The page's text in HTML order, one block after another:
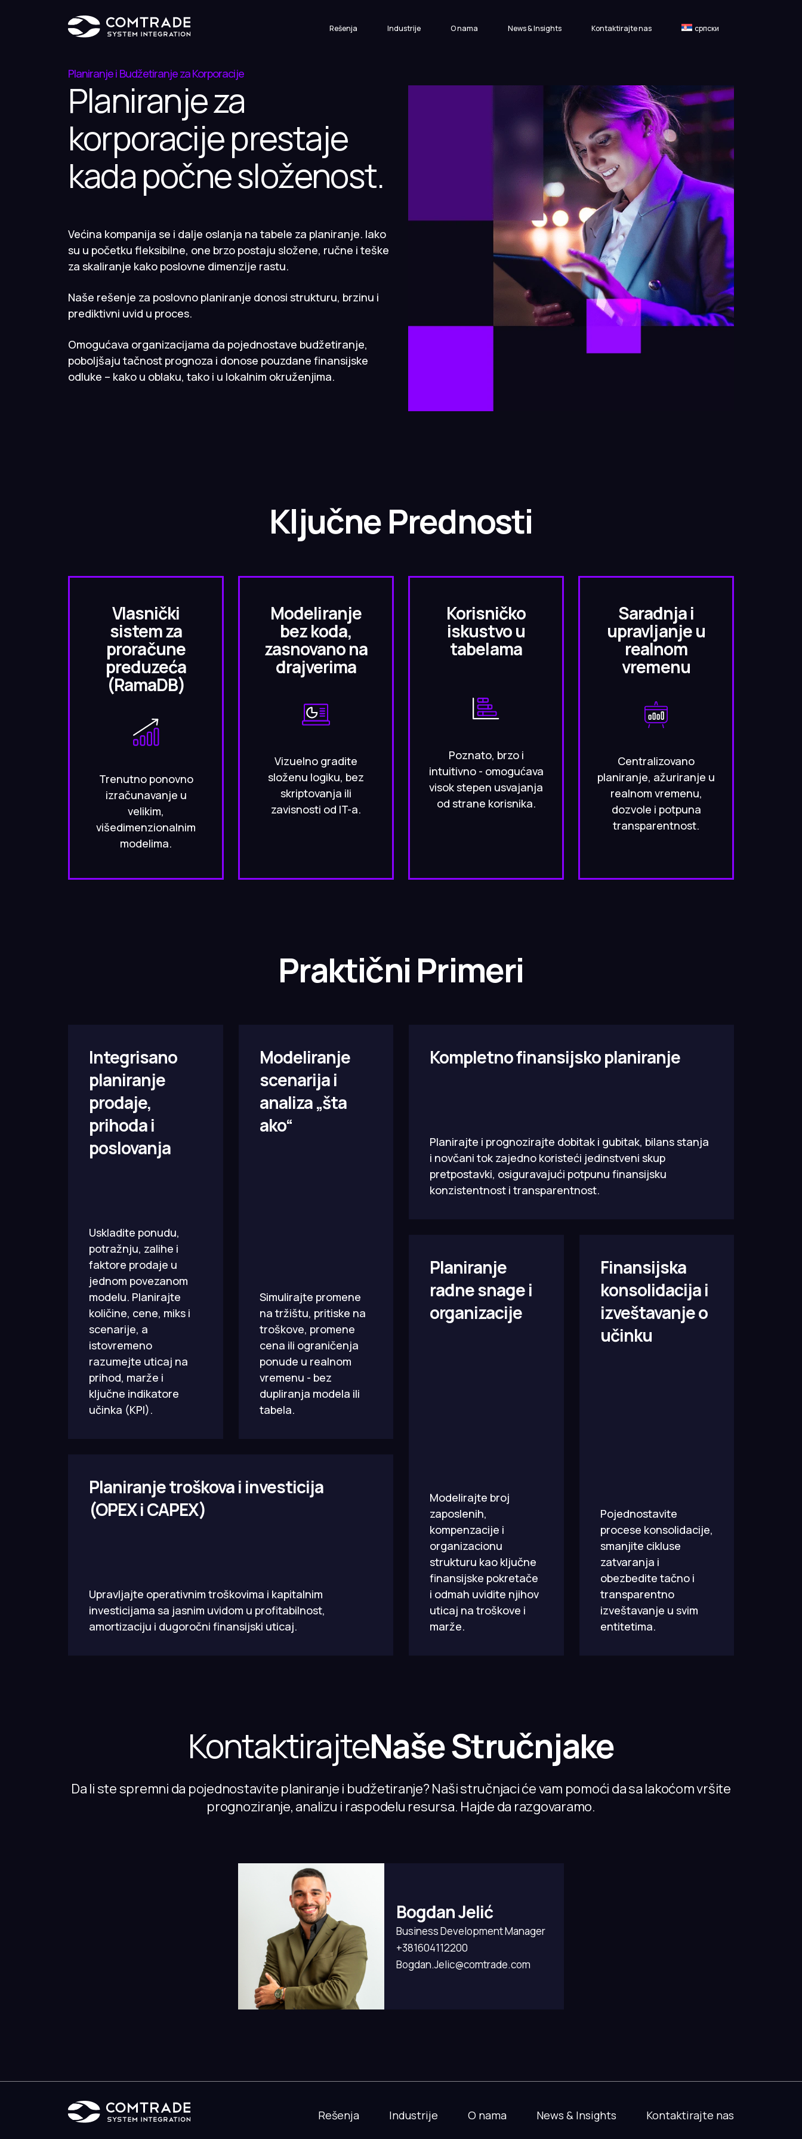
Rešenja Industrije O nama News & Insights Kontaktirajte nas српски
Planiranje i Budžetiranje za Korporacije
Planiranje za
korporacije prestaje
kada počne složenost.
Većina kompanija se i dalje oslanja na tabele za planiranje. Iako
su u početku fleksibilne, one brzo postaju složene, ručne i teške
za skaliranje kako poslovne dimenzije rastu.
Naše rešenje za poslovno planiranje donosi strukturu, brzinu i
prediktivni uvid u proces.
Omogućava organizacijama da pojednostave budžetiranje,
poboljšaju tačnost prognoza i donose pouzdane finansijske
odluke – kako u oblaku, tako i u lokalnim okruženjima.
Ključne Prednosti
Vlasnički
sistem za
proračune
preduzeća
(RamaDB)
Trenutno ponovno
izračunavanje u
velikim,
višedimenzionalnim
modelima.
Modeliranje
bez koda,
zasnovano na
drajverima
Vizuelno gradite
složenu logiku, bez
skriptovanja ili
zavisnosti od IT-a.
Korisničko
iskustvo u
tabelama
Poznato, brzo i
intuitivno - omogućava
visok stepen usvajanja
od strane korisnika.
Saradnja i
upravljanje u
realnom
vremenu
Centralizovano
planiranje, ažuriranje u
realnom vremenu,
dozvole i potpuna
transparentnost.
Praktični Primeri
Integrisano
planiranje
prodaje,
prihoda i
poslovanja
Uskladite ponudu,
potražnju, zalihe i
faktore prodaje u
jednom povezanom
modelu. Planirajte
količine, cene, miks i
scenarije, a
istovremeno
razumejte uticaj na
prihod, marže i
ključne indikatore
učinka (KPI).
Modeliranje
scenarija i
analiza „šta
ako“
Simulirajte promene
na tržištu, pritiske na
troškove, promene
cena ili ograničenja
ponude u realnom
vremenu - bez
dupliranja modela ili
tabela.
Kompletno finansijsko planiranje
Planirajte i prognozirajte dobitak i gubitak, bilans stanja
i novčani tok zajedno koristeći jedinstveni skup
pretpostavki, osiguravajući potpunu finansijsku
konzistentnost i transparentnost.
Planiranje troškova i investicija
(OPEX i CAPEX)
Upravljajte operativnim troškovima i kapitalnim
investicijama sa jasnim uvidom u profitabilnost,
amortizaciju i dugoročni finansijski uticaj.
Planiranje
radne snage i
organizacije
Modelirajte broj
zaposlenih,
kompenzacije i
organizacionu
strukturu kao ključne
finansijske pokretače
i odmah uvidite njihov
uticaj na troškove i
marže.
Finansijska
konsolidacija i
izveštavanje o
učinku
Pojednostavite
procese konsolidacije,
smanjite cikluse
zatvaranja i
obezbedite tačno i
transparentno
izveštavanje u svim
entitetima.
KontaktirajteNaše Stručnjake
Da li ste spremni da pojednostavite planiranje i budžetiranje? Naši stručnjaci će vam pomoći da sa lakoćom vršite
prognoziranje, analizu i raspodelu resursa. Hajde da razgovaramo.
Bogdan Jelić
Business Development Manager
+381604112200
Bogdan.Jelic@comtrade.com
Rešenja Industrije O nama News & Insights Kontaktirajte nas